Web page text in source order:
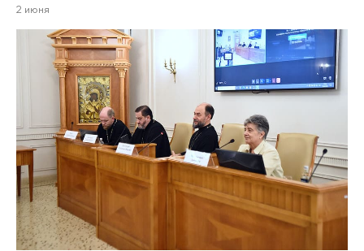
2 июня